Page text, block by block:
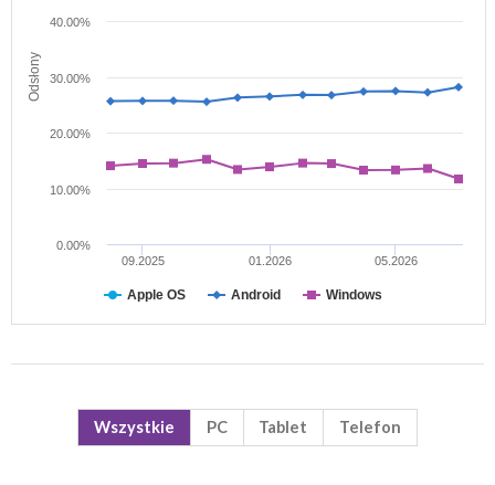
Odsłony
Apple OS Android Windows
0.00%
10.00%
20.00%
30.00%
40.00%
09.2025 01.2026 05.2026
Wszystkie PC Tablet Telefon